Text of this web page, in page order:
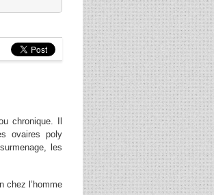
chronique. Il
ovaires poly
les
chez l’homme